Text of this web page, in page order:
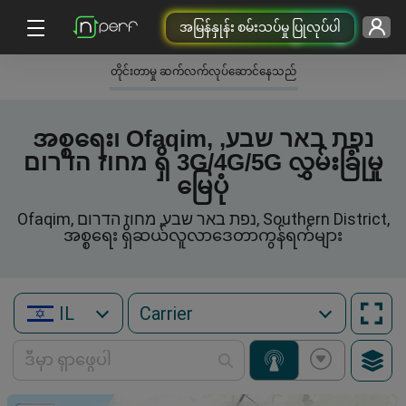
အမြန်နှုန်း စမ်းသပ်မှု ပြုလုပ်ပါ
တိုင်းတာမှု ဆက်လက်လုပ်ဆောင်နေသည်
အစ္စရေး၊ Ofaqim, נפת באר שבע,
מחוז הדרום ရှိ 3G/4G/5G လွှမ်းခြုံမှု
မြေပုံ
Ofaqim, נפת באר שבע, מחוז הדרום, Southern District,
အစ္စရေး ရှိဆယ်လူလာဒေတာကွန်ရက်များ
IL